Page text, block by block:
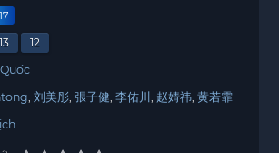
13
12
刘美彤 張子健 李佑川 赵婧祎 黄若霏